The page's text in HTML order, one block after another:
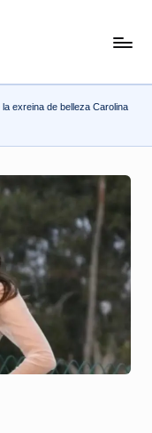
exreina de belleza Carolina